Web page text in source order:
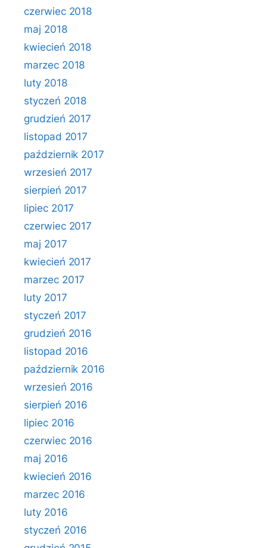
czerwiec 2018
maj 2018
kwiecień 2018
marzec 2018
luty 2018
styczeń 2018
grudzień 2017
listopad 2017
październik 2017
wrzesień 2017
sierpień 2017
lipiec 2017
czerwiec 2017
maj 2017
kwiecień 2017
marzec 2017
luty 2017
styczeń 2017
grudzień 2016
listopad 2016
październik 2016
wrzesień 2016
sierpień 2016
lipiec 2016
czerwiec 2016
maj 2016
kwiecień 2016
marzec 2016
luty 2016
styczeń 2016